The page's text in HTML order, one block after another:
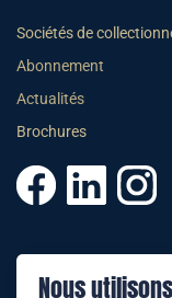
Nous
Sociétés de
Abonnement
Actualités
Brochures
© 2025 PHILATELIE